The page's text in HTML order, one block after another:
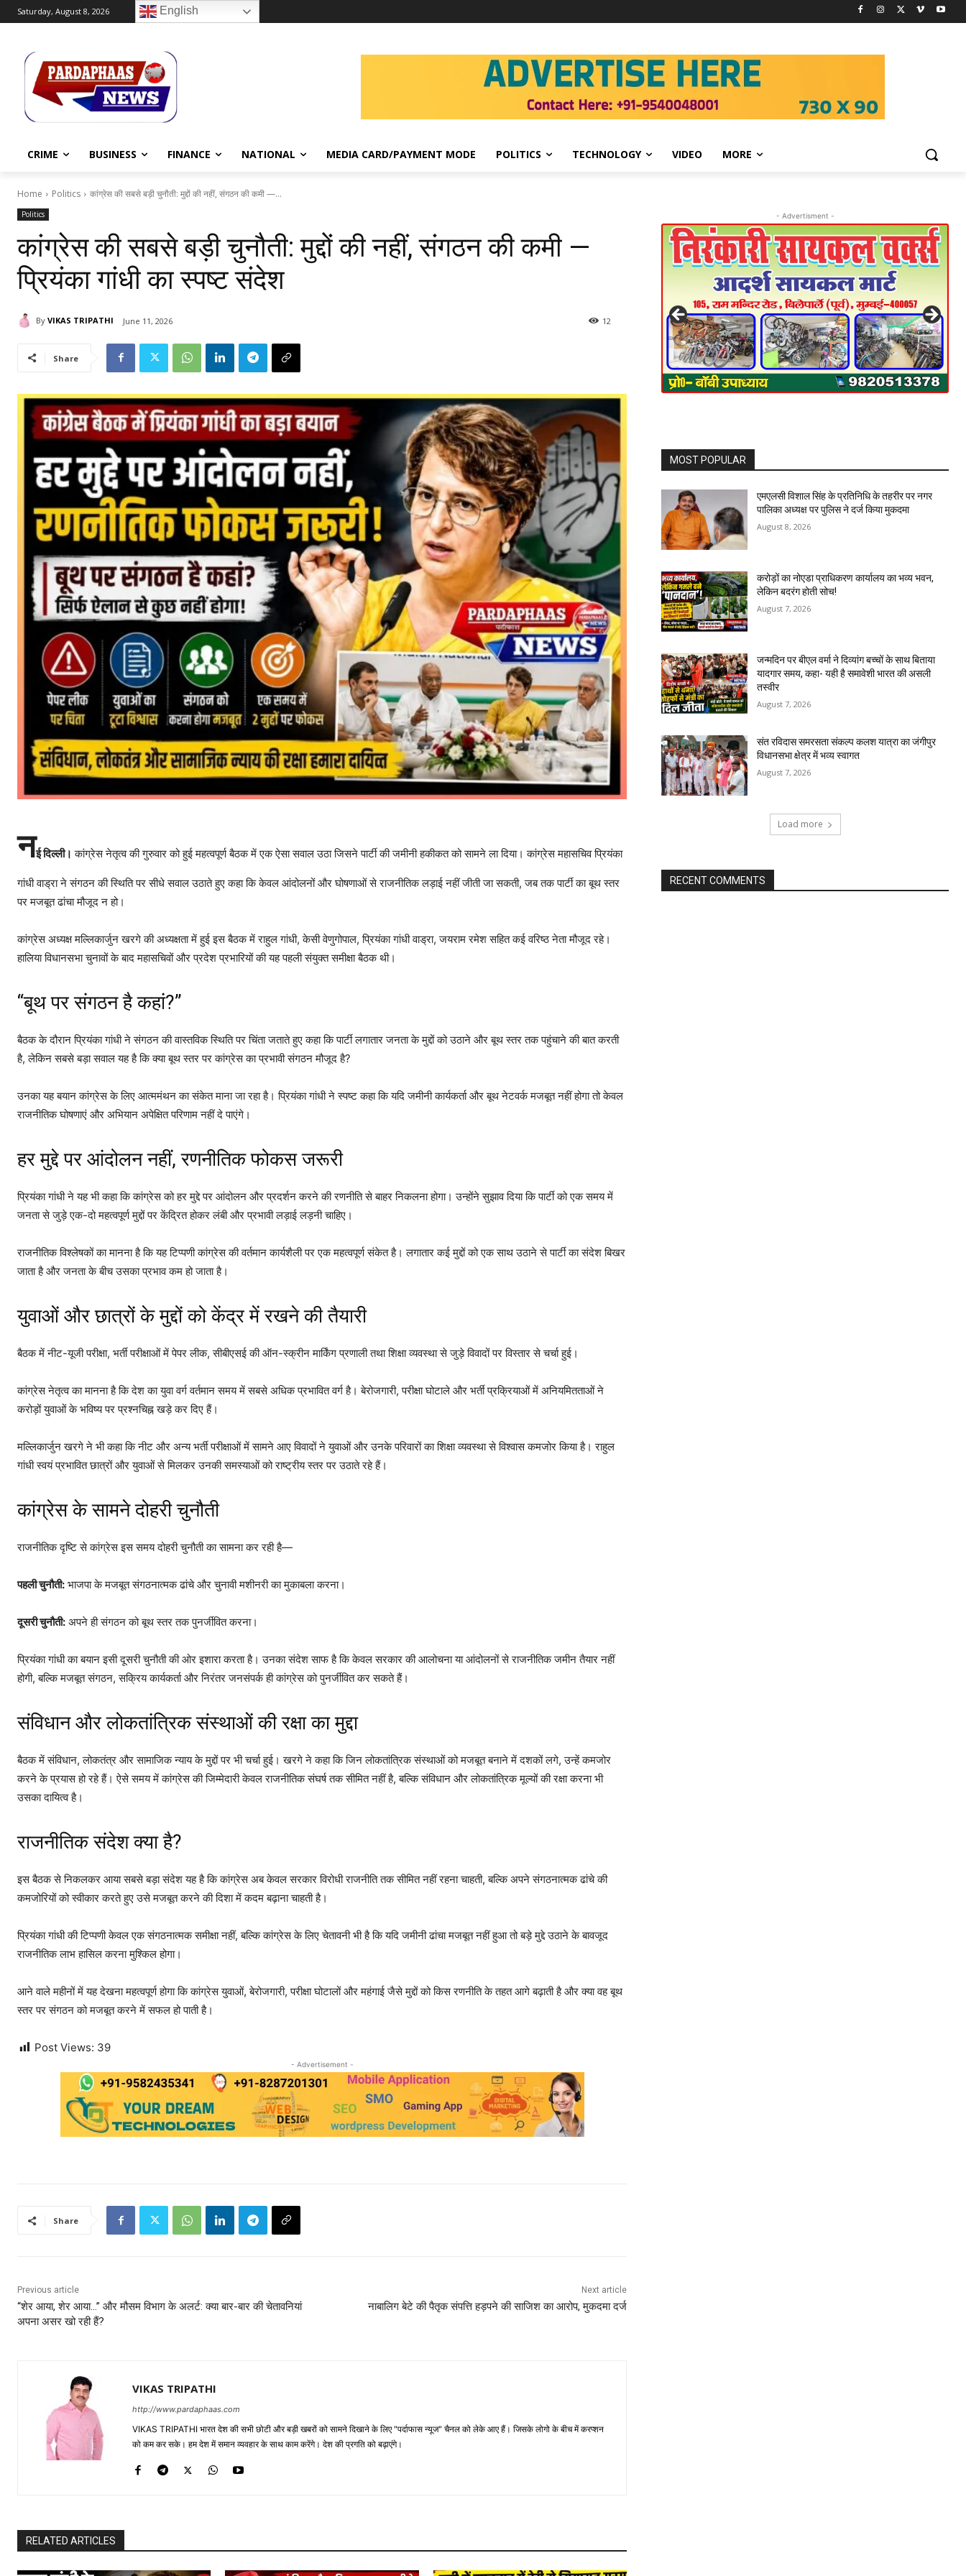
Saturday, August 8, 2026 English
CRIME BUSINESS FINANCE NATIONAL MEDIA CARD/PAYMENT MODE POLITICS TECHNOLOGY VIDEO MORE
Home Politics कांग्रेस की सबसे बड़ी चुनौती: मुद्दों की नहीं, संगठन की कमी —...
Politics
कांग्रेस की सबसे बड़ी चुनौती: मुद्दों की नहीं, संगठन की कमी —
प्रियंका गांधी का स्पष्ट संदेश
By VIKAS TRIPATHI June 11, 2026 12
Share
नई दिल्ली। कांग्रेस नेतृत्व की गुरुवार को हुई महत्वपूर्ण बैठक में एक ऐसा सवाल उठा जिसने पार्टी की जमीनी हकीकत को सामने ला दिया। कांग्रेस महासचिव प्रियंका
गांधी वाड्रा ने संगठन की स्थिति पर सीधे सवाल उठाते हुए कहा कि केवल आंदोलनों और घोषणाओं से राजनीतिक लड़ाई नहीं जीती जा सकती, जब तक पार्टी का बूथ स्तर
पर मजबूत ढांचा मौजूद न हो।
कांग्रेस अध्यक्ष मल्लिकार्जुन खरगे की अध्यक्षता में हुई इस बैठक में राहुल गांधी, केसी वेणुगोपाल, प्रियंका गांधी वाड्रा, जयराम रमेश सहित कई वरिष्ठ नेता मौजूद रहे।
हालिया विधानसभा चुनावों के बाद महासचिवों और प्रदेश प्रभारियों की यह पहली संयुक्त समीक्षा बैठक थी।
“बूथ पर संगठन है कहां?”
बैठक के दौरान प्रियंका गांधी ने संगठन की वास्तविक स्थिति पर चिंता जताते हुए कहा कि पार्टी लगातार जनता के मुद्दों को उठाने और बूथ स्तर तक पहुंचाने की बात करती
है, लेकिन सबसे बड़ा सवाल यह है कि क्या बूथ स्तर पर कांग्रेस का प्रभावी संगठन मौजूद है?
उनका यह बयान कांग्रेस के लिए आत्ममंथन का संकेत माना जा रहा है। प्रियंका गांधी ने स्पष्ट कहा कि यदि जमीनी कार्यकर्ता और बूथ नेटवर्क मजबूत नहीं होगा तो केवल
राजनीतिक घोषणाएं और अभियान अपेक्षित परिणाम नहीं दे पाएंगे।
हर मुद्दे पर आंदोलन नहीं, रणनीतिक फोकस जरूरी
प्रियंका गांधी ने यह भी कहा कि कांग्रेस को हर मुद्दे पर आंदोलन और प्रदर्शन करने की रणनीति से बाहर निकलना होगा। उन्होंने सुझाव दिया कि पार्टी को एक समय में
जनता से जुड़े एक-दो महत्वपूर्ण मुद्दों पर केंद्रित होकर लंबी और प्रभावी लड़ाई लड़नी चाहिए।
राजनीतिक विश्लेषकों का मानना है कि यह टिप्पणी कांग्रेस की वर्तमान कार्यशैली पर एक महत्वपूर्ण संकेत है। लगातार कई मुद्दों को एक साथ उठाने से पार्टी का संदेश बिखर
जाता है और जनता के बीच उसका प्रभाव कम हो जाता है।
युवाओं और छात्रों के मुद्दों को केंद्र में रखने की तैयारी
बैठक में नीट-यूजी परीक्षा, भर्ती परीक्षाओं में पेपर लीक, सीबीएसई की ऑन-स्क्रीन मार्किंग प्रणाली तथा शिक्षा व्यवस्था से जुड़े विवादों पर विस्तार से चर्चा हुई।
कांग्रेस नेतृत्व का मानना है कि देश का युवा वर्ग वर्तमान समय में सबसे अधिक प्रभावित वर्ग है। बेरोजगारी, परीक्षा घोटाले और भर्ती प्रक्रियाओं में अनियमितताओं ने
करोड़ों युवाओं के भविष्य पर प्रश्नचिह्न खड़े कर दिए हैं।
मल्लिकार्जुन खरगे ने भी कहा कि नीट और अन्य भर्ती परीक्षाओं में सामने आए विवादों ने युवाओं और उनके परिवारों का शिक्षा व्यवस्था से विश्वास कमजोर किया है। राहुल
गांधी स्वयं प्रभावित छात्रों और युवाओं से मिलकर उनकी समस्याओं को राष्ट्रीय स्तर पर उठाते रहे हैं।
कांग्रेस के सामने दोहरी चुनौती
राजनीतिक दृष्टि से कांग्रेस इस समय दोहरी चुनौती का सामना कर रही है—
पहली चुनौती: भाजपा के मजबूत संगठनात्मक ढांचे और चुनावी मशीनरी का मुकाबला करना।
दूसरी चुनौती: अपने ही संगठन को बूथ स्तर तक पुनर्जीवित करना।
प्रियंका गांधी का बयान इसी दूसरी चुनौती की ओर इशारा करता है। उनका संदेश साफ है कि केवल सरकार की आलोचना या आंदोलनों से राजनीतिक जमीन तैयार नहीं
होगी, बल्कि मजबूत संगठन, सक्रिय कार्यकर्ता और निरंतर जनसंपर्क ही कांग्रेस को पुनर्जीवित कर सकते हैं।
संविधान और लोकतांत्रिक संस्थाओं की रक्षा का मुद्दा
बैठक में संविधान, लोकतंत्र और सामाजिक न्याय के मुद्दों पर भी चर्चा हुई। खरगे ने कहा कि जिन लोकतांत्रिक संस्थाओं को मजबूत बनाने में दशकों लगे, उन्हें कमजोर
करने के प्रयास हो रहे हैं। ऐसे समय में कांग्रेस की जिम्मेदारी केवल राजनीतिक संघर्ष तक सीमित नहीं है, बल्कि संविधान और लोकतांत्रिक मूल्यों की रक्षा करना भी
उसका दायित्व है।
राजनीतिक संदेश क्या है?
इस बैठक से निकलकर आया सबसे बड़ा संदेश यह है कि कांग्रेस अब केवल सरकार विरोधी राजनीति तक सीमित नहीं रहना चाहती, बल्कि अपने संगठनात्मक ढांचे की
कमजोरियों को स्वीकार करते हुए उसे मजबूत करने की दिशा में कदम बढ़ाना चाहती है।
प्रियंका गांधी की टिप्पणी केवल एक संगठनात्मक समीक्षा नहीं, बल्कि कांग्रेस के लिए चेतावनी भी है कि यदि जमीनी ढांचा मजबूत नहीं हुआ तो बड़े मुद्दे उठाने के बावजूद
राजनीतिक लाभ हासिल करना मुश्किल होगा।
आने वाले महीनों में यह देखना महत्वपूर्ण होगा कि कांग्रेस युवाओं, बेरोजगारी, परीक्षा घोटालों और महंगाई जैसे मुद्दों को किस रणनीति के तहत आगे बढ़ाती है और क्या वह बूथ
स्तर पर संगठन को मजबूत करने में सफल हो पाती है।
Post Views: 39
- Advertisement -
Share
Previous article
“शेर आया, शेर आया…” और मौसम विभाग के अलर्ट: क्या बार-बार की चेतावनियां
अपना असर खो रही हैं?
Next article
नाबालिग बेटे की पैतृक संपत्ति हड़पने की साजिश का आरोप, मुकदमा दर्ज
VIKAS TRIPATHI
http://www.pardaphaas.com
VIKAS TRIPATHI भारत देश की सभी छोटी और बड़ी खबरों को सामने दिखाने के लिए "पर्दाफास न्यूज" चैनल को लेके आए हैं। जिसके लोगो के बीच में करप्शन
को कम कर सके। हम देश में समान व्यवहार के साथ काम करेंगे। देश की प्रगति को बढ़ाएंगे।
RELATED ARTICLES
- Advertisment -
MOST POPULAR
एमएलसी विशाल सिंह के प्रतिनिधि के तहरीर पर नगर
पालिका अध्यक्ष पर पुलिस ने दर्ज किया मुकदमा
August 8, 2026
करोड़ों का नोएडा प्राधिकरण कार्यालय का भव्य भवन,
लेकिन बदरंग होती सोच!
August 7, 2026
जन्मदिन पर बीएल वर्मा ने दिव्यांग बच्चों के साथ बिताया
यादगार समय, कहा- यही है समावेशी भारत की असली
तस्वीर
August 7, 2026
संत रविदास समरसता संकल्प कलश यात्रा का जंगीपुर
विधानसभा क्षेत्र में भव्य स्वागत
August 7, 2026
Load more
RECENT COMMENTS